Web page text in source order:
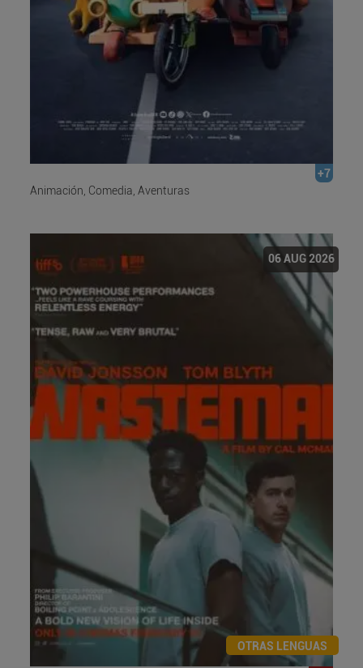
+7
Animación, Comedia, Aventuras
06 AUG 2026
OTRAS LENGUAS